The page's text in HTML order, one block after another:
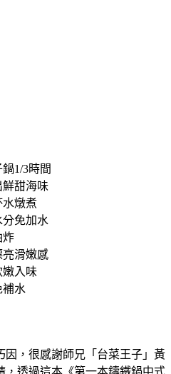
1/3時間
鮮甜海味
水燉煮
免加水
炸
亮滑嫩感
嫩入味
補水
因，很感謝師兄「台菜王子」黃
，透過這本《第一本鑄鐵鍋中式